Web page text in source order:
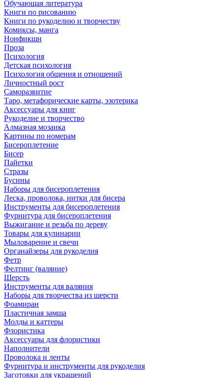
Обучающая литература
Книги по рисованию
Книги по рукоделию и творчеству
Комиксы, манга
Нонфикшн
Проза
Психология
Детская психология
Психология общения и отношений
Личностный рост
Саморазвитие
Таро, метафорические карты, эзотерика
Аксессуары для книг
Рукоделие и творчество
Алмазная мозаика
Картины по номерам
Бисероплетение
Бисер
Пайетки
Стразы
Бусины
Наборы для бисероплетения
Леска, проволока, нитки для бисера
Инструменты для бисероплетения
Фурнитура для бисероплетения
Выжигание и резьба по дереву
Товары для кулинарии
Мыловарение и свечи
Органайзеры для рукоделия
Фетр
Фелтинг (валяние)
Шерсть
Инструменты для валяния
Наборы для творчества из шерсти
Фоамиран
Пластичная замша
Молды и каттеры
Флористика
Аксессуары для флористики
Наполнители
Проволока и ленты
Фурнитура и инструменты для рукоделия
Заготовки для украшений